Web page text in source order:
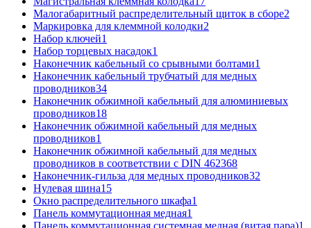
Малогабаритный распределительный щиток в сборе2
Маркировка для клеммной колодки2
Набор ключей1
Набор торцевых насадок1
Наконечник кабельный со срывными болтами1
Наконечник кабельный трубчатый для медных
проводников34
Наконечник обжимной кабельный для алюминиевых
проводников18
Наконечник обжимной кабельный для медных
проводников1
Наконечник обжимной кабельный для медных
проводников в соответствии с DIN 462368
Наконечник-гильза для медных проводников32
Нулевая шина15
Окно распределительного шкафа1
Панель коммутационная медная1
Панель коммутационная системная медная (витая пара)1